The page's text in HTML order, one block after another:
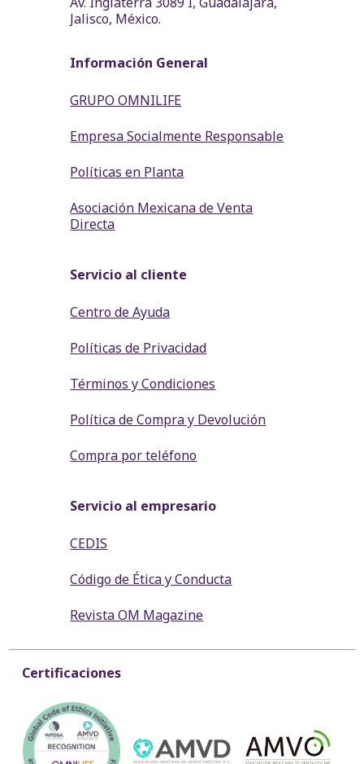
Jalisco, México.
Información General
GRUPO OMNILIFE
Empresa Socialmente Responsable
Políticas en Planta
Asociación Mexicana de Venta
Directa
Servicio al cliente
Centro de Ayuda
Políticas de Privacidad
Términos y Condiciones
Política de Compra y Devolución
Compra por teléfono
Servicio al empresario
CEDIS
Código de Ética y Conducta
Revista OM Magazine
Certificaciones